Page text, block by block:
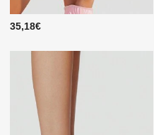
35,18€